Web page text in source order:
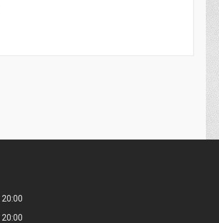
20:00
20:00